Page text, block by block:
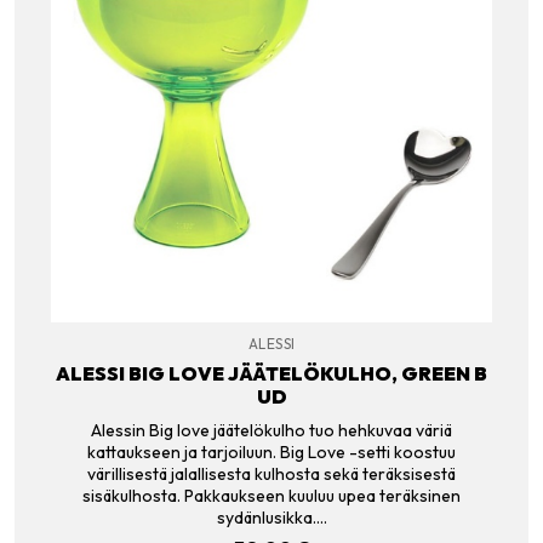
ALESSI
ALESSI BIG LOVE JÄÄTELÖKULHO, GREEN B
UD
Alessin Big love jäätelökulho tuo hehkuvaa väriä
kattaukseen ja tarjoiluun. Big Love -setti koostuu
värillisestä jalallisesta kulhosta sekä teräksisestä
sisäkulhosta. Pakkaukseen kuuluu upea teräksinen
sydänlusikka.…